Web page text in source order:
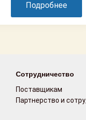
Подробнее
Сотрудничество
Поставщикам
Партнерство и